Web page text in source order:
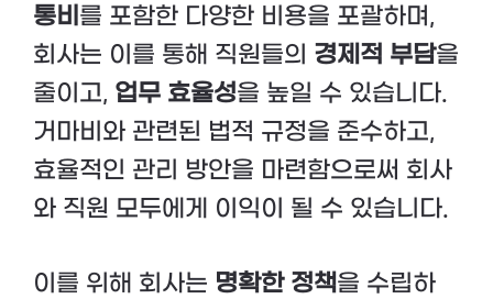
통비 를 포함한 다양한 비용을 포괄하며,
회사는 이를 통해 직원들의 경제적 부담을
줄이고, 업무 효율성을 높일 수 있습니다.
거마비와 관련된 법적 규정을 준수하고,
효율적인 관리 방안을 마련함으로써 회사
와 직원 모두에게 이익이 될 수 있습니다.
이를 위해 회사는 명확한 정책을 수립하